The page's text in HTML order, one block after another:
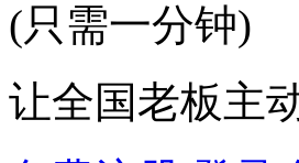
(只需一分钟)
让全国老板主